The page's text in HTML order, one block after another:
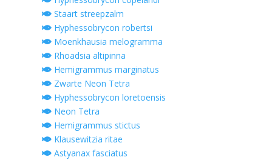
Staart streepzalm
Hyphessobrycon robertsi
Moenkhausia melogramma
Rhoadsia altipinna
Hemigrammus marginatus
Zwarte Neon Tetra
Hyphessobrycon loretoensis
Neon Tetra
Hemigrammus stictus
Klausewitzia ritae
Astyanax fasciatus